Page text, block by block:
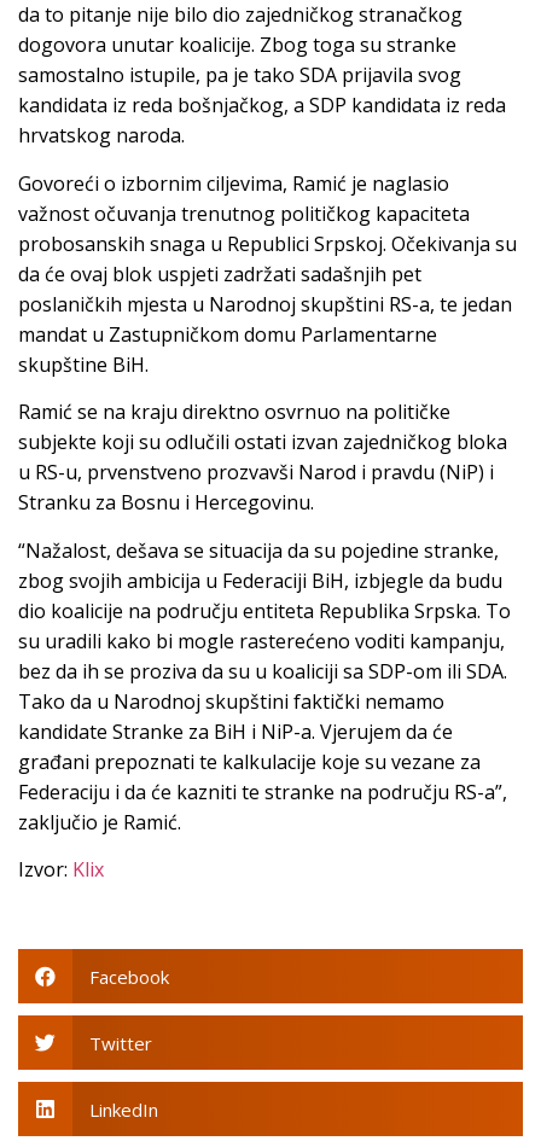
da to pitanje nije bilo dio zajedničkog stranačkog
dogovora unutar koalicije. Zbog toga su stranke
samostalno istupile, pa je tako SDA prijavila svog
kandidata iz reda bošnjačkog, a SDP kandidata iz reda
hrvatskog naroda.
Govoreći o izbornim ciljevima, Ramić je naglasio
važnost očuvanja trenutnog političkog kapaciteta
probosanskih snaga u Republici Srpskoj. Očekivanja su
da će ovaj blok uspjeti zadržati sadašnjih pet
poslaničkih mjesta u Narodnoj skupštini RS-a, te jedan
mandat u Zastupničkom domu Parlamentarne
skupštine BiH.
Ramić se na kraju direktno osvrnuo na političke
subjekte koji su odlučili ostati izvan zajedničkog bloka
u RS-u, prvenstveno prozvavši Narod i pravdu (NiP) i
Stranku za Bosnu i Hercegovinu.
“Nažalost, dešava se situacija da su pojedine stranke,
zbog svojih ambicija u Federaciji BiH, izbjegle da budu
dio koalicije na području entiteta Republika Srpska. To
su uradili kako bi mogle rasterećeno voditi kampanju,
bez da ih se proziva da su u koaliciji sa SDP-om ili SDA.
Tako da u Narodnoj skupštini faktički nemamo
kandidate Stranke za BiH i NiP-a. Vjerujem da će
građani prepoznati te kalkulacije koje su vezane za
Federaciju i da će kazniti te stranke na području RS-a”,
zaključio je Ramić.
Izvor: Klix
Facebook
Twitter
LinkedIn